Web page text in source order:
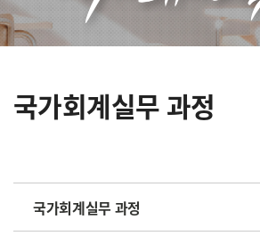
국가회계실무 과정
국가회계실무 과정